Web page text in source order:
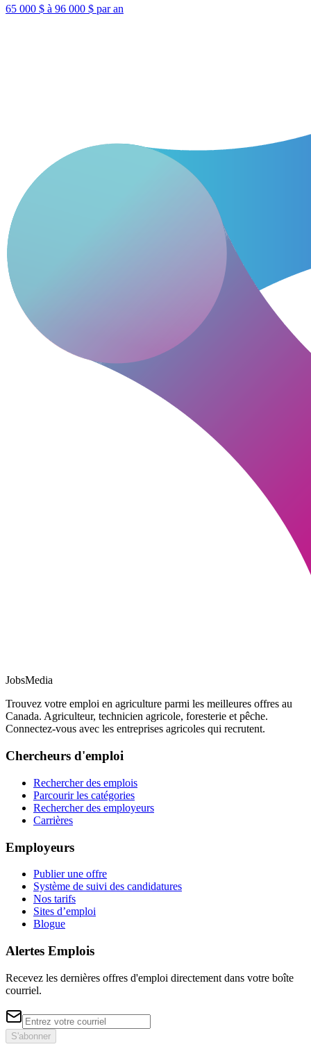
65 000 $ à 96 000 $ par an
JobsMedia
Trouvez votre emploi en agriculture parmi les meilleures offres au
Canada. Agriculteur, technicien agricole, foresterie et pêche.
Connectez-vous avec les entreprises agricoles qui recrutent.
Chercheurs d'emploi
Rechercher des emplois
Parcourir les catégories
Rechercher des employeurs
Carrières
Employeurs
Publier une offre
Système de suivi des candidatures
Nos tarifs
Sites d’emploi
Blogue
Alertes Emplois
Recevez les dernières offres d'emploi directement dans votre boîte
courriel.
S'abonner